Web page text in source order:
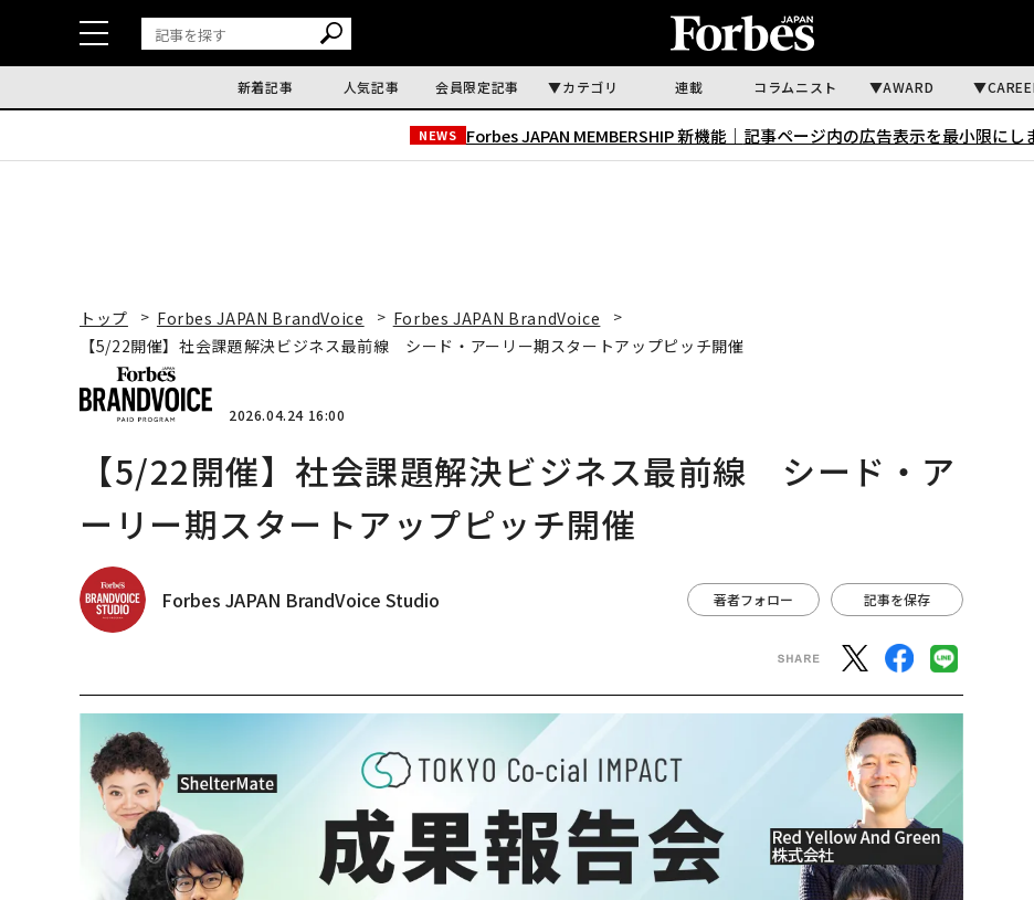
新着記事 人気記事 会員限定記事 カテゴリ 連載 コラムニスト AWARD
NEWS Forbes JAPAN MEMBERSHIP 新機能｜ 記事ページ内の広告表示を最小限にし
トップ Forbes JAPAN BrandVoice
Forbes JAPAN BrandVoice
【5/22開催】社会課題解決ビジネス最前線 シード・アーリー期スタートアップピッチ開催
2026.04.24 16:00
【5/22開催】社会課題解決ビジネス最前線 シード・ア
ーリー期スタートアップピッチ開催
Forbes JAPAN BrandVoice Studio 著者フォロー 記事を保存